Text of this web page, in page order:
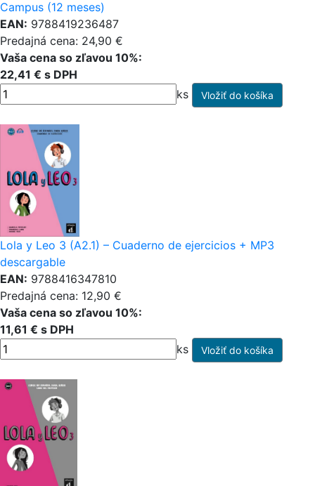
Campus (12 meses)
EAN: 9788419236487
Predajná cena: 24,90 €
Vaša cena so zľavou 10%:
22,41 € s DPH
ks
Lola y Leo 3 (A2.1) – Cuaderno de ejercicios + MP3
descargable
EAN: 9788416347810
Predajná cena: 12,90 €
Vaša cena so zľavou 10%:
11,61 € s DPH
ks